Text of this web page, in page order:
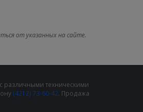
от указанных на сайте.
различными техническими
(4212) 73-60-42. Продажа